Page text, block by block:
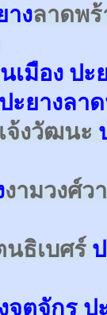
างลาดพ
เมือง ปะ
ะยางลา
จ้งวัฒนะ
งามวงศ์ว
นธิเบศร์
จตุจักร ป